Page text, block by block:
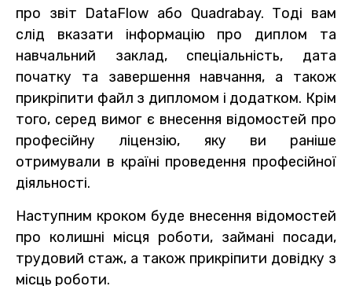
про звіт DataFlow або Quadrabay. Тоді вам
слід вказати інформацію про диплом та
навчальний заклад, спеціальність, дата
початку та завершення навчання, а також
прикріпити файл з дипломом і додатком. Крім
того, серед вимог є внесення відомостей про
професійну ліцензію, яку ви раніше
отримували в країні проведення професійної
діяльності.
Наступним кроком буде внесення відомостей
про колишні місця роботи, займані посади,
трудовий стаж, а також прикріпити довідку з
місць роботи.